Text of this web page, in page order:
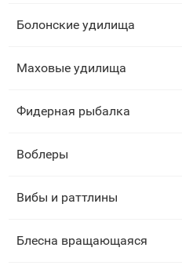
Болонские удилища
Маховые удилища
Фидерная рыбалка
Воблеры
Вибы и раттлины
Блесна вращающаяся